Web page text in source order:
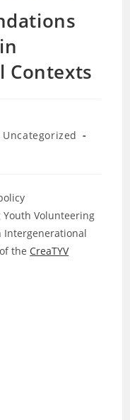
Contexts
Uncategorized
Volunteering
Intergenerational
the CreaTYV